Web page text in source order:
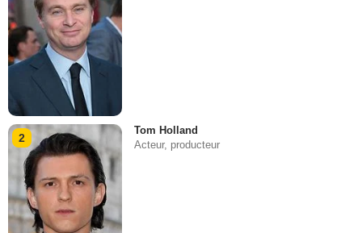
2
Tom Holland
Acteur, producteur